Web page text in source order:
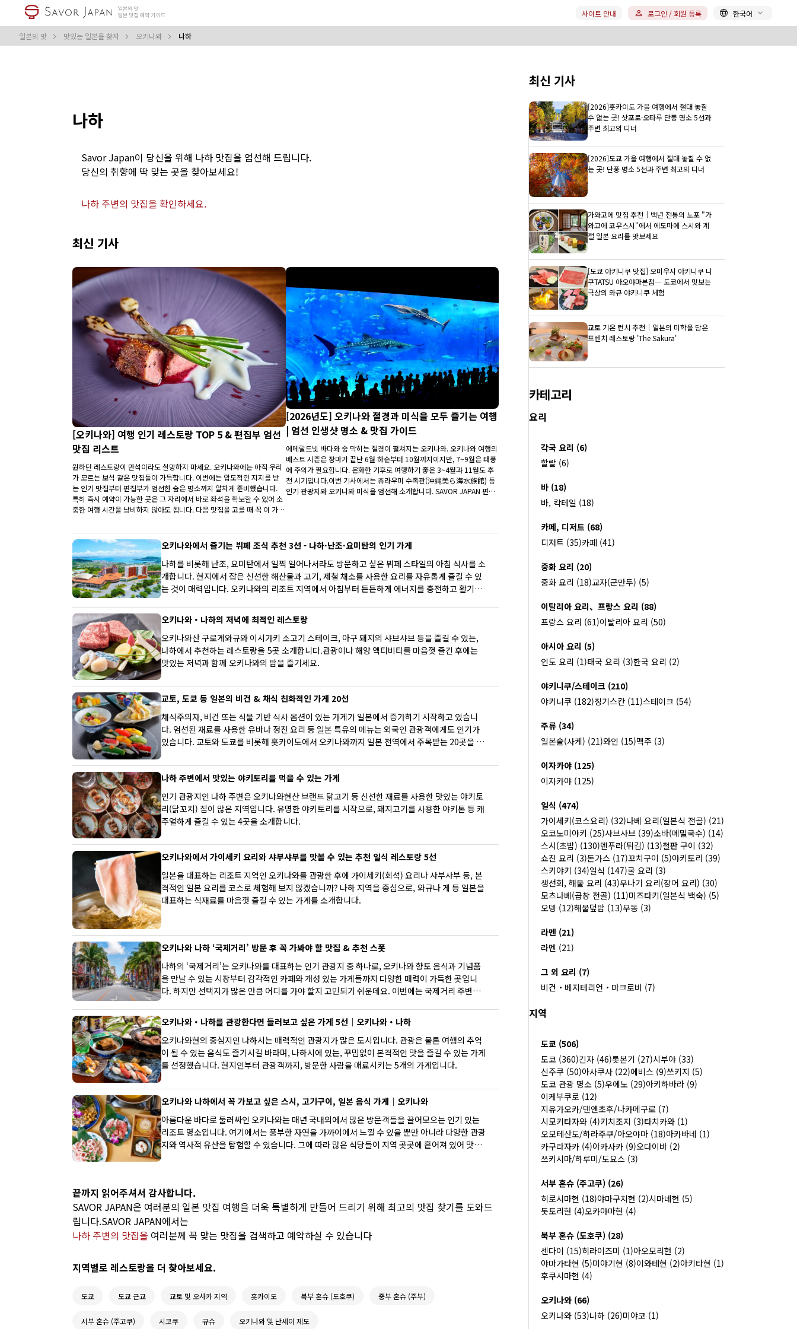
일본의 맛 맛있는 일본을 찾자 오키나와 나하
사이트 안내 로그인 / 회원 등록 한국어
나하
Savor Japan이 당신을 위해 나하 맛집을 엄선해 드립니다.
당신의 취향에 딱 맞는 곳을 찾아보세요!
나하 주변의 맛집을 확인하세요.
최신 기사
[오키나와] 여행 인기 레스토랑 TOP 5 & 편집부 엄선
맛집 리스트
원하던 레스토랑이 만석이라도 실망하지 마세요. 오키나와에는 아직 우리
가 모르는 보석 같은 맛집들이 가득합니다. 이번에는 압도적인 지지를 받
는 인기 맛집부터 편집부가 엄선한 숨은 명소까지 알차게 준비했습니다.
특히 즉시 예약이 가능한 곳은 그 자리에서 바로 좌석을 확보할 수 있어 소
중한 여행 시간을 낭비하지 않아도 됩니다. 다음 맛집을 고를 때 꼭 이 가이
[2026년도] 오키나와 절경과 미식을 모두 즐기는 여행
| 엄선 인생샷 명소 & 맛집 가이드
에메랄드빛 바다와 숨 막히는 절경이 펼쳐지는 오키나와. 오키나와 여행의
베스트 시즌은 장마가 끝난 6월 하순부터 10월까지이지만, 7~9월은 태풍
에 주의가 필요합니다. 온화한 기후로 여행하기 좋은 3~4월과 11월도 추
천 시기입니다.이번 기사에서는 츄라우미 수족관(沖縄美ら海水族館) 등
인기 관광지와 오키나와 미식을 엄선해 소개합니다. SAVOR JAPAN 편집
오키나와에서 즐기는 뷔페 조식 추천 3선 - 나하·난조·요미탄의 인기 가게
나하를 비롯해 난조, 요미탄에서 일찍 일어나서라도 방문하고 싶은 뷔페 스타일의 아침 식사를 소
개합니다. 현지에서 잡은 신선한 해산물과 고기, 제철 채소를 사용한 요리를 자유롭게 즐길 수 있
는 것이 매력입니다. 오키나와의 리조트 지역에서 아침부터 든든하게 에너지를 충전하고 활기차
오키나와・나하의 저녁에 최적인 레스토랑
오키나와산 구로게와규와 이시가키 소고기 스테이크, 아구 돼지의 샤브샤브 등을 즐길 수 있는,
나하에서 추천하는 레스토랑을 5곳 소개합니다.관광이나 해양 액티비티를 마음껏 즐긴 후에는
맛있는 저녁과 함께 오키나와의 밤을 즐기세요.
교토, 도쿄 등 일본의 비건 & 채식 친화적인 가게 20선
채식주의자, 비건 또는 식물 기반 식사 옵션이 있는 가게가 일본에서 증가하기 시작하고 있습니
다. 엄선된 재료를 사용한 유바나 정진 요리 등 일본 특유의 메뉴는 외국인 관광객에게도 인기가
있습니다. 교토와 도쿄를 비롯해 홋카이도에서 오키나와까지 일본 전역에서 주목받는 20곳을 소
나하 주변에서 맛있는 야키토리를 먹을 수 있는 가게
인기 관광지인 나하 주변은 오키나와현산 브랜드 닭고기 등 신선한 재료를 사용한 맛있는 야키토
리(닭꼬치) 집이 많은 지역입니다. 유명한 야키토리를 시작으로, 돼지고기를 사용한 야키톤 등 캐
주얼하게 즐길 수 있는 4곳을 소개합니다.
오키나와에서 가이세키 요리와 샤부샤부를 맛볼 수 있는 추천 일식 레스토랑 5선
일본을 대표하는 리조트 지역인 오키나와를 관광한 후에 가이세키(회석) 요리나 샤부샤부 등, 본
격적인 일본 요리를 코스로 체험해 보지 않겠습니까? 나하 지역을 중심으로, 와규나 게 등 일본을
대표하는 식재료를 마음껏 즐길 수 있는 가게를 소개합니다.
오키나와 나하 ‘국제거리’ 방문 후 꼭 가봐야 할 맛집 & 추천 스폿
나하의 ‘국제거리’는 오키나와를 대표하는 인기 관광지 중 하나로, 오키나와 향토 음식과 기념품
을 만날 수 있는 시장부터 감각적인 카페와 개성 있는 가게들까지 다양한 매력이 가득한 곳입니
다. 하지만 선택지가 많은 만큼 어디를 가야 할지 고민되기 쉬운데요. 이번에는 국제거리 주변에
현지 분위기를 함께 즐기고 싶은 분들에게 추천합니다!
오키나와・나하를 관광한다면 들러보고 싶은 가게 5선｜오키나와・나하
오키나와현의 중심지인 나하시는 매력적인 관광지가 많은 도시입니다. 관광은 물론 여행의 추억
이 될 수 있는 음식도 즐기시길 바라며, 나하시에 있는, 꾸밈없이 본격적인 맛을 즐길 수 있는 가게
를 선정했습니다. 현지인부터 관광객까지, 방문한 사람을 매료시키는 5개의 가게입니다.
오키나와 나하에서 꼭 가보고 싶은 스시, 고기구이, 일본 음식 가게｜오키나와
아름다운 바다로 둘러싸인 오키나와는 매년 국내외에서 많은 방문객들을 끌어모으는 인기 있는
리조트 명소입니다. 여기에서는 풍부한 자연을 가까이에서 느낄 수 있을 뿐만 아니라 다양한 관광
지와 역사적 유산을 탐험할 수 있습니다. 그에 따라 많은 식당들이 지역 곳곳에 흩어져 있어 맛있
끝까지 읽어주셔서 감사합니다.
SAVOR JAPAN은 여러분의 일본 맛집 여행을 더욱 특별하게 만들어 드리기 위해 최고의 맛집 찾기를 도와드
립니다.SAVOR JAPAN에서는
나하 주변의 맛집을 여러분께 꼭 맞는 맛집을 검색하고 예약하실 수 있습니다
지역별로 레스토랑을 더 찾아보세요.
도쿄 도쿄 근교 교토 및 오사카 지역 홋카이도 북부 혼슈 (도호쿠) 중부 혼슈 (주부)
서부 혼슈 (주고쿠) 시코쿠 규슈 오키나와 및 난세이 제도
최신 기사
[2026]홋카이도 가을 여행에서 절대 놓칠
수 없는 곳! 삿포로·오타루 단풍 명소 5선과
주변 최고의 디너
[2026]도쿄 가을 여행에서 절대 놓칠 수 없
는 곳! 단풍 명소 5선과 주변 최고의 디너
가와고에 맛집 추천｜백년 전통의 노포 "가
와고에 코우스시"에서 에도마에 스시와 계
절 일본 요리를 맛보세요
[도쿄 야키니쿠 맛집] 오미우시 야키니쿠 니
쿠TATSU 아오야마본점― 도쿄에서 맛보는
극상의 와규 야키니쿠 체험
교토 기온 런치 추천｜일본의 미학을 담은
프렌치 레스토랑 'The Sakura'
카테고리
요리
각국 요리 (6)
할랄 (6)
바 (18)
바, 칵테일 (18)
카페, 디저트 (68)
디저트 (35)카페 (41)
중화 요리 (20)
중화 요리 (18)교자(군만두) (5)
이탈리아 요리、프랑스 요리 (88)
프랑스 요리 (61)이탈리아 요리 (50)
아시아 요리 (5)
인도 요리 (1)태국 요리 (3)한국 요리 (2)
야키니쿠/스테이크 (210)
야키니쿠 (182)징기스칸 (11)스테이크 (54)
주류 (34)
일본술(사케) (21)와인 (15)맥주 (3)
이자카야 (125)
이자카야 (125)
일식 (474)
가이세키(코스요리) (32)나베 요리(일본식 전골) (21)
오코노미야키 (25)샤브샤브 (39)소바(메밀국수) (14)
스시(초밥) (130)덴푸라(튀김) (13)철판 구이 (32)
쇼진 요리 (3)돈가스 (17)꼬치구이 (5)야키토리 (39)
스키야키 (34)일식 (147)굴 요리 (3)
생선회, 해물 요리 (43)우나기 요리(장어 요리) (30)
모츠나베(곱창 전골) (11)미즈타키(일본식 백숙) (5)
오뎅 (12)해물덮밥 (13)우동 (3)
라멘 (21)
라멘 (21)
그 외 요리 (7)
비건・베지테리언・마크로비 (7)
지역
도쿄 (506)
도쿄 (360)긴자 (46)롯본기 (27)시부야 (33)
신주쿠 (50)아사쿠사 (22)에비스 (9)쓰키지 (5)
도쿄 관광 명소 (5)우에노 (29)아키하바라 (9)
이케부쿠로 (12)
지유가오카/덴엔초후/나카메구로 (7)
시모키타자와 (4)키치조지 (3)타치카와 (1)
오모테산도/하라주쿠/아오야마 (18)아카바네 (1)
카구라자카 (4)아카사카 (9)오다이바 (2)
쓰키시마/하루미/도요스 (3)
서부 혼슈 (주고쿠) (26)
히로시마현 (18)야마구치현 (2)시마네현 (5)
돗토리현 (4)오카야마현 (4)
북부 혼슈 (도호쿠) (28)
센다이 (15)히라이즈미 (1)아오모리현 (2)
야마가타현 (5)미야기현 (8)이와테현 (2)아키타현 (1)
후쿠시마현 (4)
오키나와 (66)
오키나와 (53)나하 (26)미야코 (1)